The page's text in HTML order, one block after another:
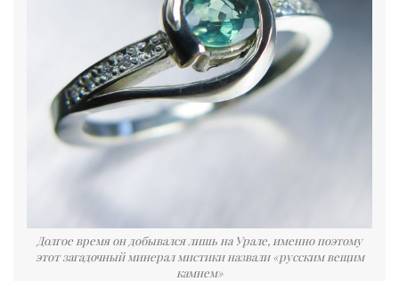
Долгое время он добывался лишь на Урале, именно поэтому
этот загадочный минерал мистики назвали «русским вещим
камнем»